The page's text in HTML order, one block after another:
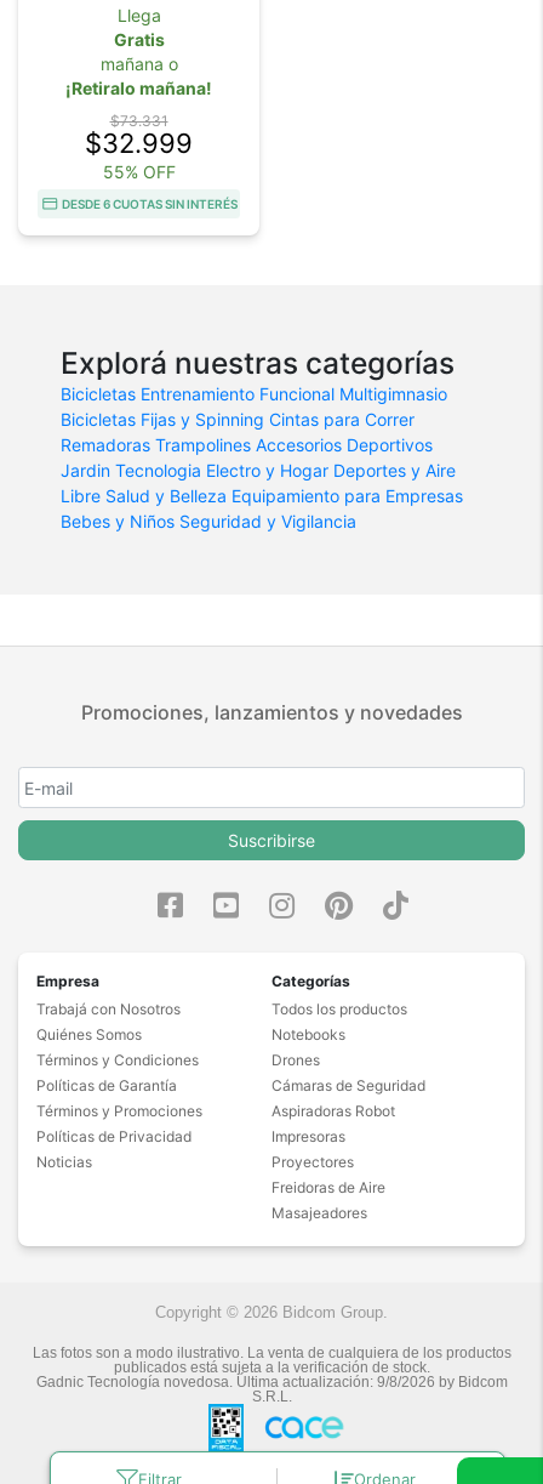
Filtrar Ordenar
Llega
Gratis
mañana o
¡Retiralo mañana!
$73.331
$32.999
55% OFF
DESDE 6 CUOTAS SIN INTERÉS
Explorá nuestras categorías
Bicicletas Entrenamiento Funcional Multigimnasio
Bicicletas Fijas y Spinning Cintas para Correr
Remadoras Trampolines Accesorios Deportivos
Jardin Tecnologia Electro y Hogar Deportes y Aire
Libre Salud y Belleza Equipamiento para Empresas
Bebes y Niños Seguridad y Vigilancia
Promociones, lanzamientos y novedades
Suscribirse
Empresa
Trabajá con Nosotros
Quiénes Somos
Términos y Condiciones
Políticas de Garantía
Términos y Promociones
Políticas de Privacidad
Noticias
Categorías
Todos los productos
Notebooks
Drones
Cámaras de Seguridad
Aspiradoras Robot
Impresoras
Proyectores
Freidoras de Aire
Masajeadores
Copyright © 2026 Bidcom Group.
Las fotos son a modo ilustrativo. La venta de cualquiera de los productos
publicados está sujeta a la verificación de stock.
Gadnic Tecnología novedosa.Última actualización: 9/8/2026 by Bidcom
S.R.L.